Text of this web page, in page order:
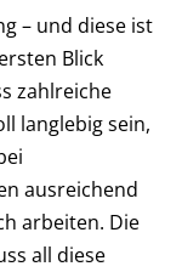
– und diese ist
Blick
zahlreiche
langlebig sein,
ausreichend
arbeiten. Die
all diese